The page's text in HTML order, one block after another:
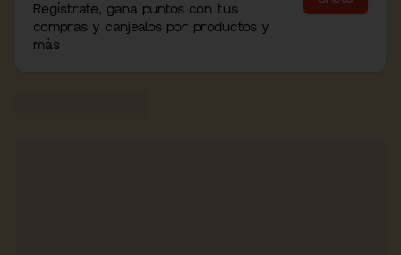
Regístrate, gana puntos con tus
compras y canjealos por productos y
más